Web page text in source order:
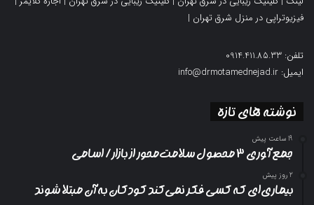
فیزیوتراپی در منزل شرق تهران |
تلفن: 0914.411.85.33
ایمیل: info@drmotamednejad.ir
نوشته های تازه
19 ساعت پیش
جمع آوری ۳ محصول سلامت‌محور از بازار/ اسامی
2 روز پیش
بیماری‌ای که کسی فکر نمی‌کند کودکان به آن مبتلا شوند